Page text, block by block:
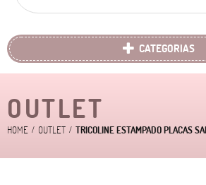
CATEGORIAS
OUTLET
HOME OUTLET TRICOLINE ESTAMPADO PLACAS